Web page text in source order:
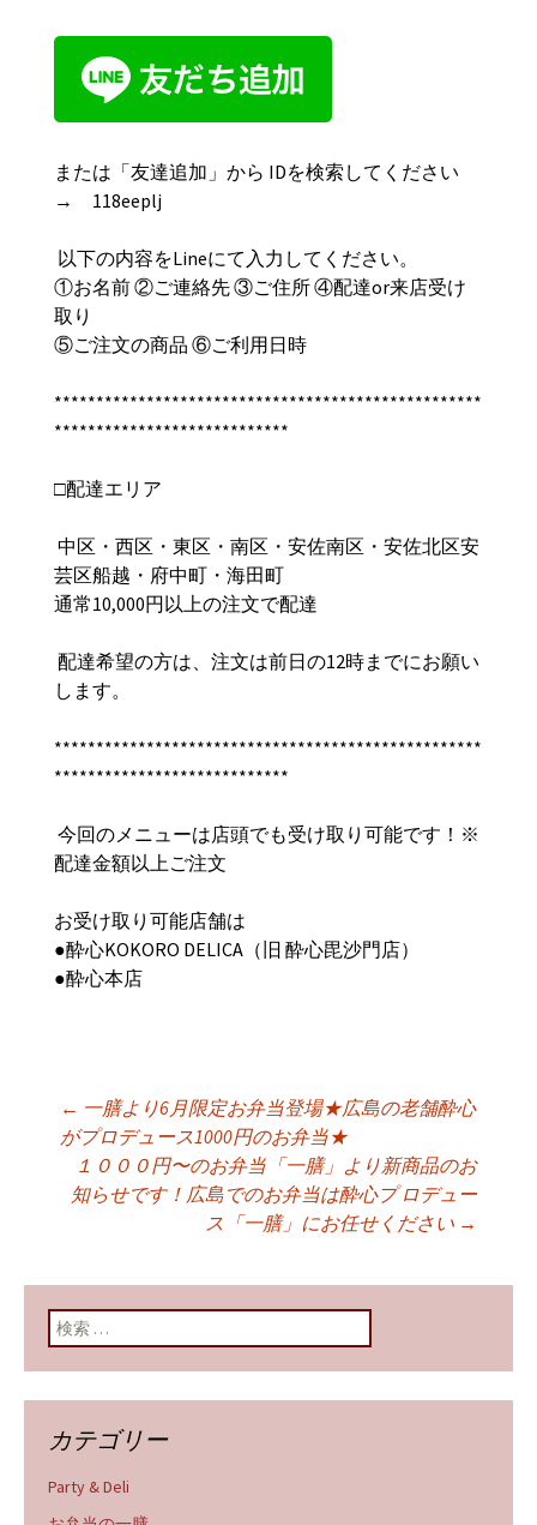
または「友達追加」から IDを検索してください
→ 118eeplj
以下の内容をLineにて入力してください。
①お名前 ②ご連絡先 ③ご住所 ④配達or来店受け
取り
⑤ご注文の商品 ⑥ご利用日時
***************************************************
****************************
□配達エリア
中区・西区・東区・南区・安佐南区・安佐北区安
芸区船越・府中町・海田町
通常10,000円以上の注文で配達
配達希望の方は、注文は前日の12時までにお願い
します。
***************************************************
****************************
今回のメニューは店頭でも受け取り可能です！※
配達金額以上ご注文
お受け取り可能店舗は
●酔心KOKORO DELICA （旧 酔心毘沙門店）
●酔心本店
投稿ナビゲーショ
ン
← 一膳より6月限定お弁当登場★広島の老舗酔心
がプロデュース1000円のお弁当★
１０００円〜のお弁当「一膳」より新商品のお
知らせです！広島でのお弁当は酔心プ ロデュー
ス「一膳」にお任せください →
検索:
カテゴリー
Party & Deli